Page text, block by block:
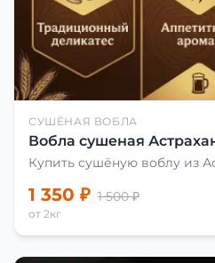
СУШЁНАЯ ВОБЛА
Вобла сушеная
Купить сушёную воблу из
1 350 ₽ 1 500 ₽
от 2кг